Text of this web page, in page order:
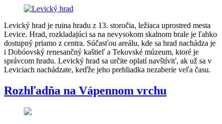
Levický hrad je ruina hradu z 13. storočia, ležiaca uprostred mesta
Levice. Hrad, rozkladajúci sa na nevysokom skalnom brale je ľahko
dostupný priamo z centra. Súčasťou areálu, kde sa hrad nachádza je
i Dobóovský renesančný kaštieľ a Tekovské múzeum, ktoré je
správcom hradu. Levický hrad sa určite oplatí navštíviť, ak už sa v
Leviciach nachádzate, keďže jeho prehliadka nezaberie veľa času.
Rozhľadňa na Vápennom vrchu